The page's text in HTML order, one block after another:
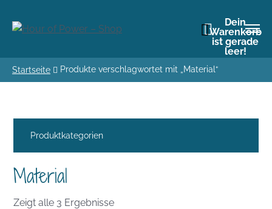
Dein
Warenkorb
ist gerade
leer!
Startseite Produkte verschlagwortet mit „Material“
Produktkategorien
Material
Zeigt alle 3 ErgebnisseNach